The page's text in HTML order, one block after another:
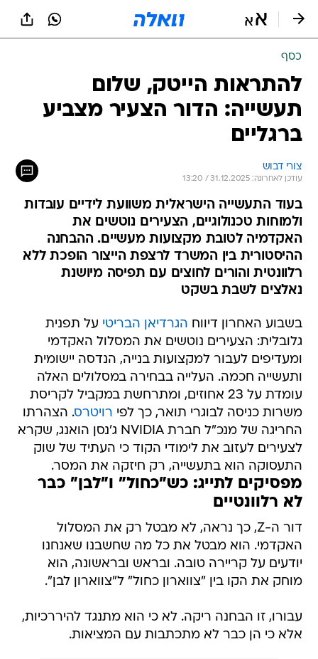
כסף
להתראות הייטק, שלום
תעשייה: הדור הצעיר מצביע
ברגליים
צורי דבוש
עודכן לאחרונה: 31.12.2025 / 13:20
בעוד התעשייה הישראלית משוועת לידיים עובדות
ולמוחות טכנולוגיים, הצעירים נוטשים את
האקדמיה לטובת מקצועות מעשיים. ההבחנה
ההיסטורית בין המשרד לרצפת הייצור הופכת ללא
רלוונטית והורים לחוצים עם תפיסה מיושנת
נאלצים לשבת בשקט
בשבוע האחרון דיווח הגרדיאן הבריטי על תפנית
גלובלית: הצעירים נוטשים את המסלול האקדמי
ומעדיפים לעבור למקצועות בנייה, הנדסה יישומית
ותעשייה חכמה. העלייה בבחירה במסלולים האלה
עומדת על 23 אחוזים, ומתרחשת במקביל לקריסת
משרות כניסה לבוגרי תואר, כך לפי רויטרס. הצהרתו
החריגה של מנכ"ל חברת NVIDIA ג'נסן הואנג, שקרא
לצעירים לעזוב את לימודי הקוד כי העתיד של שוק
התעסוקה הוא בתעשייה, רק חיזקה את המסר.
מפסיקים לתייג: כש"כחול" ו"לבן" כבר
לא רלוונטיים
דור ה-Z, כך נראה, לא מבטל רק את המסלול
האקדמי. הוא מבטל את כל מה שחשבנו שאנחנו
יודעים על קריירה טובה. ובראש ובראשונה, הוא
מוחק את הקו בין "צווארון כחול" ל"צווארון לבן".
עבורו, זו הבחנה ריקה. לא כי הוא מתנגד להיררכיות,
אלא כי הן כבר לא מתכתבות עם המציאות.